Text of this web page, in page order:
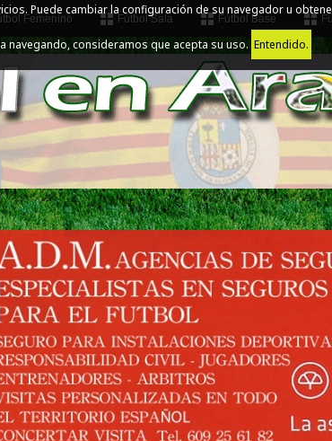
Puede cambiar la configuración de su navegador u
navegando, consideramos que acepta su uso. Entendido.
Femenino Fútbol Sala Fútbol Base